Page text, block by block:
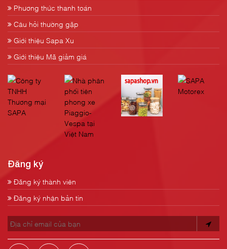
Phương thức thanh toán
Câu hỏi thường gặp
Giới thiệu Sapa Xu
Giới thiệu Mã giảm giá
Đăng ký
Đăng ký thành viên
Đăng ký nhận bản tin